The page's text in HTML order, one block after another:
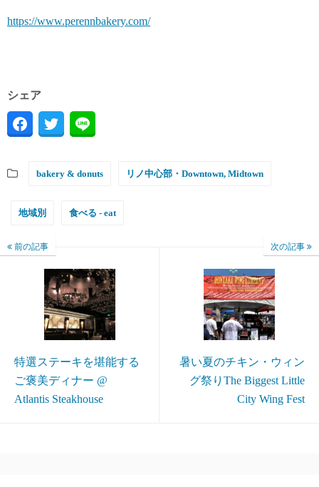
https://www.perennbakery.com/
シェア
bakery & donuts リノ中心部・Downtown, Midtown
地域別 食べる - eat
前の記事
特選ステーキを堪能する
ご褒美ディナー @
Atlantis Steakhouse
次の記事
暑い夏のチキン・ウィン
グ祭りThe Biggest Little
City Wing Fest